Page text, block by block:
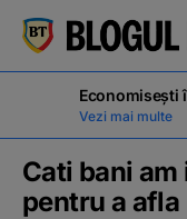
кириллица
Economisești
Vezi mai multe
Cati bani
pentru a afla